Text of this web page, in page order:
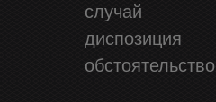
случай
диспозиция
обстоятельство